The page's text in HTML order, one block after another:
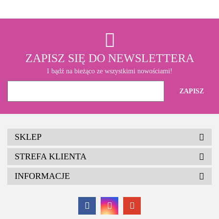
ZAPISZ SIĘ DO NEWSLETTERA
I bądź na bieżąco ze wszystkimi nowościami!
SKLEP
STREFA KLIENTA
INFORMACJE